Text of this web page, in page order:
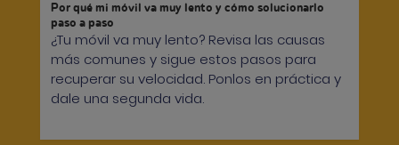
Por qué mi móvil va muy lento y cómo solucionarlo
paso a paso
¿Tu móvil va muy lento? Revisa las causas
más comunes y sigue estos pasos para
recuperar su velocidad. Ponlos en práctica y
dale una segunda vida.